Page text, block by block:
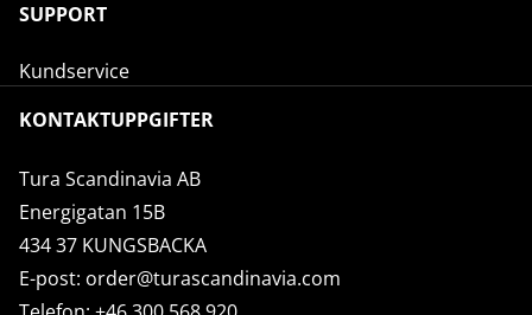
SUPPORT
Kundservice
KONTAKTUPPGIFTER
Tura Scandinavia AB
Energigatan 15B
434 37 KUNGSBACKA
E-post: order@turascandinavia.com